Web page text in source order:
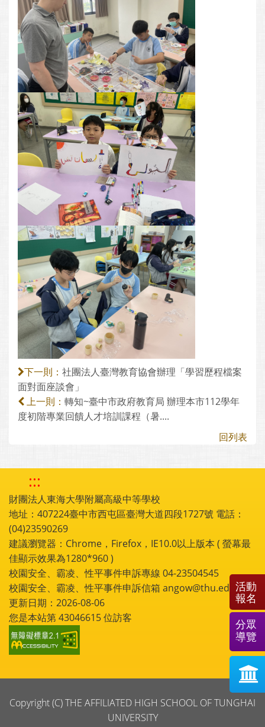
下一則： 社團法人臺灣教育協會辦理「學習歷程檔案
面對面座談會」
上一則： 轉知~臺中市政府教育局 辦理本市112學年
度初階專業回饋人才培訓課程（暑....
回列表
:::
財團法人東海大學附屬高級中等學校
地址：407224臺中市西屯區臺灣大道四段1727號 電話：
(04)23590269
建議瀏覽器：Chrome，Firefox，IE10.0以上版本 ( 螢幕最
佳顯示效果為1280*960 )
校園安全、霸凌、性平事件申訴專線 04-23504545
校園安全、霸凌、性平事件申訴信箱 angow@thu.edu.tw
更新日期：2026-08-06
您是本站第43046615位訪客
Copyright (C) THE AFFILIATED HIGH SCHOOL OF TUNGHAI
UNIVERSITY
活動
報名
分眾
導覽